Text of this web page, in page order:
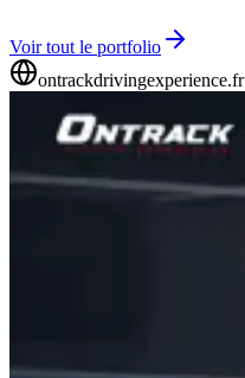
Voir tout le portfolio
ontrackdrivingexperience.fr